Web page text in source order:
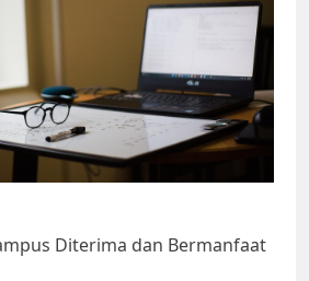
Diterima dan Bermanfaat